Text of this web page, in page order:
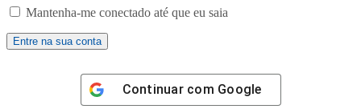
Mantenha-me conectado até que eu saia
Continuar com Google